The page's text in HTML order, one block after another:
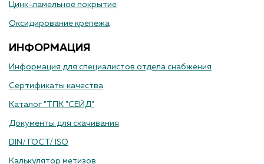
Цинк-ламельное покрытие
Оксидирование крепежа
ИНФОРМАЦИЯ
Информация для специалистов отдела снабжения
Сертификаты качества
Каталог "ТПК "СЕЙД"
Документы для скачивания
DIN/ ГОСТ/ ISO
Калькулятор метизов